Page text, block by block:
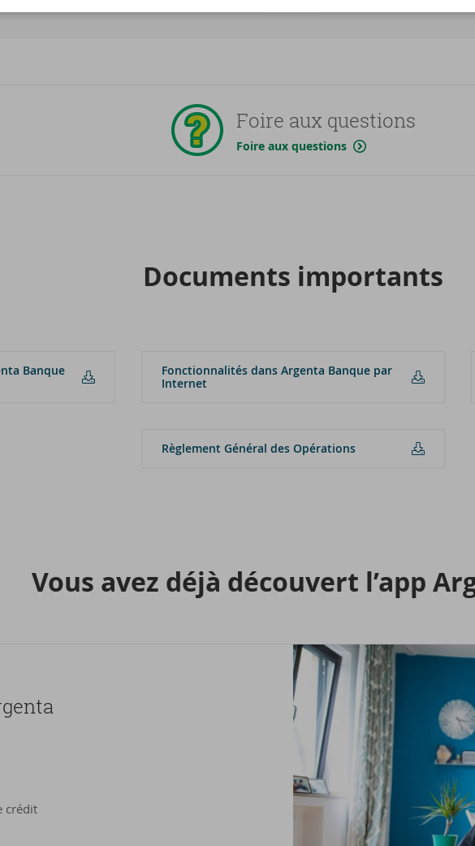
Foire aux questions
Foire aux questions
Do­cu­ments im­por­tants
Banque
Fonc­tion­na­li­tés dans Argenta Banque par
In­ter­net
Rè­gle­ment Gé­né­ral des Opé­ra­tions
Vous avez déjà dé­cou­vert l’app
crédit